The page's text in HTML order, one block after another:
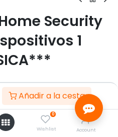
Añadir a la cesta
0
Wishlist Account
Security
1
Real
en Línea